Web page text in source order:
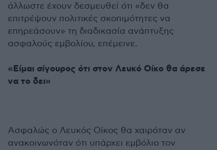
άλλωστε έχουν δεσμευθεί ότι «δεν θα
επιτρέψουν πολιτικές σκοπιμότητες να
επηρεάσουν» τη διαδικασία ανάπτυξης
ασφαλούς εμβολίου, επέμεινε.
«Είμαι σίγουρος ότι στον Λευκό Οίκο θα άρεσε
να το δει»
Ασφαλώς ο Λευκός Οίκος θα χαιρόταν αν
ανακοινωνόταν ότι υπάρχει εμβόλιο τον